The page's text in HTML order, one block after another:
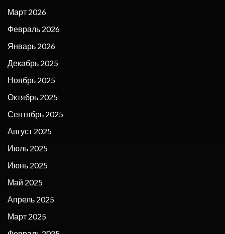
Март 2026
Февраль 2026
Январь 2026
Декабрь 2025
Ноябрь 2025
Октябрь 2025
Сентябрь 2025
Август 2025
Июль 2025
Июнь 2025
Май 2025
Апрель 2025
Март 2025